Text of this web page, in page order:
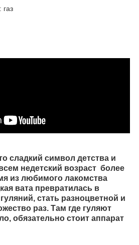
газ
сладкий символ детства и
недетский возраст более
из любимого лакомства
вата превратилась в
стать разноцветной и
раз. Там где гуляют
обязательно стоит аппарат